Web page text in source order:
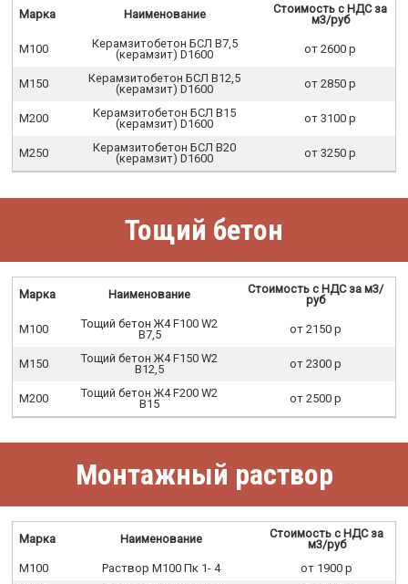
Марка Наименование
Стоимость с НДС за
м3/руб
М100
Керамзитобетон БСЛ В7,5
(керамзит) D1600
от 2600 р
М150
Керамзитобетон БСЛ В12,5
(керамзит) D1600
от 2850 р
М200
Керамзитобетон БСЛ В15
(керамзит) D1600
от 3100 р
М250
Керамзитобетон БСЛ В20
(керамзит) D1600
от 3250 р
Тощий бетон
Марка Наименование
Стоимость с НДС за м3/
руб
М100
Тощий бетон Ж4 F100 W2
В7,5
от 2150 р
М150
Тощий бетон Ж4 F150 W2
В12,5
от 2300 р
М200
Тощий бетон Ж4 F200 W2
В15
от 2500 р
Монтажный раствор
Марка Наименование
Стоимость с НДС за
м3/руб
М100
Раствор М100 Пк 1- 4
от 1900 р